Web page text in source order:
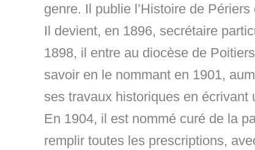
genre. Il publie l’Histoire de
Il devient, en 1896, secrétaire
1898, il entre au diocèse de
savoir en le nommant en 1901,
ses travaux historiques en écrivant
En 1904, il est nommé curé de la
remplir toutes les prescriptions,